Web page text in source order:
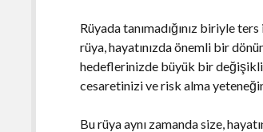
Rüyada tanımadığınız biriyle
rüya, hayatınızda önemli bir
hedeflerinizde büyük bir
cesaretinizi ve risk alma
Bu rüya aynı zamanda size,